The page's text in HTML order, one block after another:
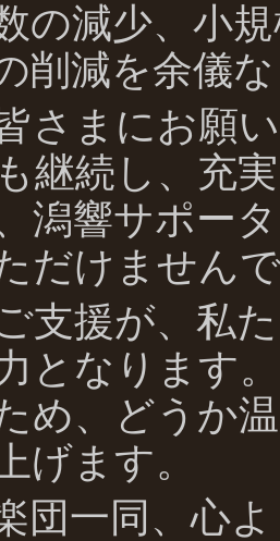
の減少、小
削減を余儀
さまにお願
継続し、充
潟響サポー
だけません
支援が、私
となります
め、どうか
げます。
団一同、心